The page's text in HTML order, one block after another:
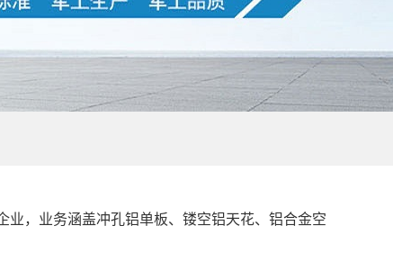
，业务涵盖冲孔铝单板、镂空铝天花、铝合金空